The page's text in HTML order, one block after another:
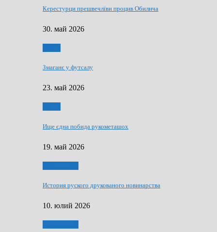
Керестурци прешвечлїви процив Обилича
30. май 2026
Змаганє у футсалу
23. май 2026
Ище єдна побида рукометашох
19. май 2026
История руского друкованого новинарства
10. юлий 2026